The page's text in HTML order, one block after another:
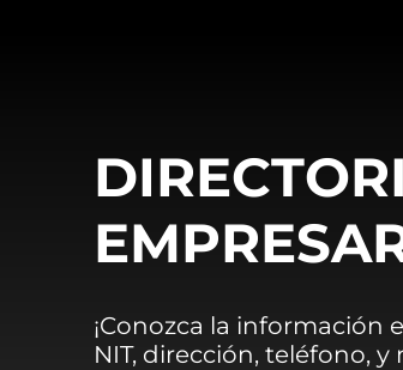
¡Conozca la información
NIT, dirección, teléfono,